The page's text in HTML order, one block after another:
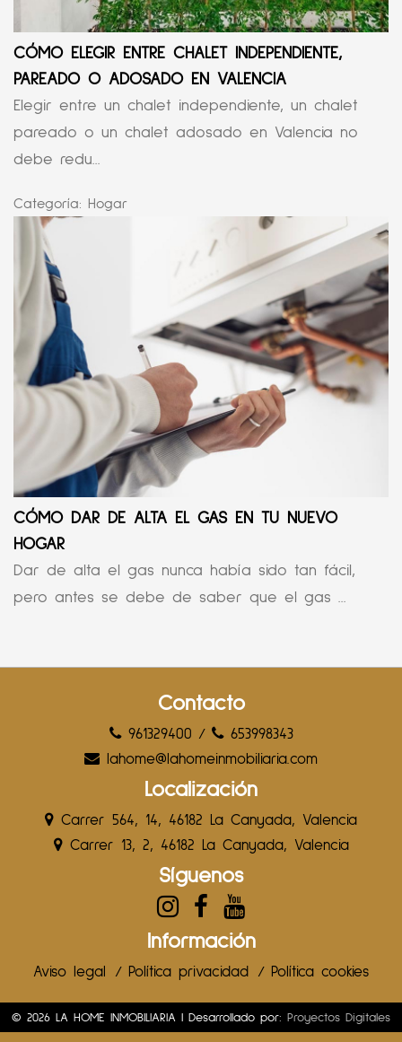
CÓMO ELEGIR ENTRE CHALET INDEPENDIENTE,
PAREADO O ADOSADO EN VALENCIA
Elegir entre un chalet independiente, un chalet
pareado o un chalet adosado en Valencia no
debe redu...
Categoría: Hogar
CÓMO DAR DE ALTA EL GAS EN TU NUEVO
HOGAR
Dar de alta el gas nunca había sido tan fácil,
pero antes se debe de saber que el gas ...
Contacto
961329400 /
653998343
lahome@lahomeinmobiliaria.com
Localización
Carrer 564, 14, 46182 La Canyada, Valencia
Carrer 13, 2, 46182 La Canyada, Valencia
Síguenos
Información
Aviso legal / Política privacidad / Política cookies
© 2026 LA HOME INMOBILIARIA | Desarrollado por: Proyectos Digitales